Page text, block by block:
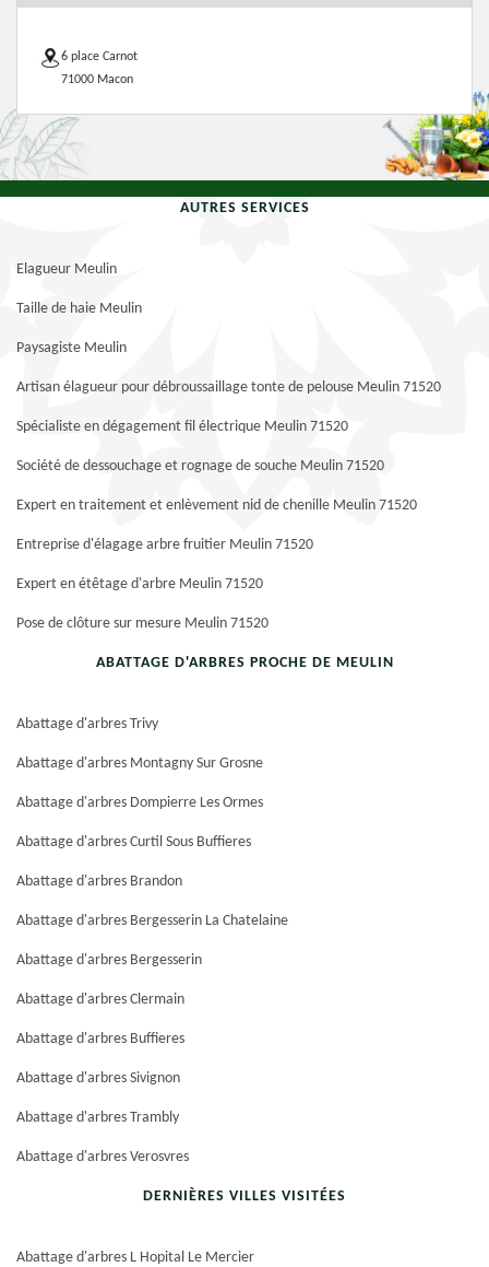
6 place Carnot
71000 Macon
AUTRES SERVICES
Elagueur Meulin
Taille de haie Meulin
Paysagiste Meulin
Artisan élagueur pour débroussaillage tonte de pelouse Meulin 71520
Spécialiste en dégagement fil électrique Meulin 71520
Société de dessouchage et rognage de souche Meulin 71520
Expert en traitement et enlèvement nid de chenille Meulin 71520
Entreprise d'élagage arbre fruitier Meulin 71520
Expert en étêtage d'arbre Meulin 71520
Pose de clôture sur mesure Meulin 71520
ABATTAGE D'ARBRES PROCHE DE MEULIN
Abattage d'arbres Trivy
Abattage d'arbres Montagny Sur Grosne
Abattage d'arbres Dompierre Les Ormes
Abattage d'arbres Curtil Sous Buffieres
Abattage d'arbres Brandon
Abattage d'arbres Bergesserin La Chatelaine
Abattage d'arbres Bergesserin
Abattage d'arbres Clermain
Abattage d'arbres Buffieres
Abattage d'arbres Sivignon
Abattage d'arbres Trambly
Abattage d'arbres Verosvres
DERNIÈRES VILLES VISITÉES
Abattage d'arbres L Hopital Le Mercier